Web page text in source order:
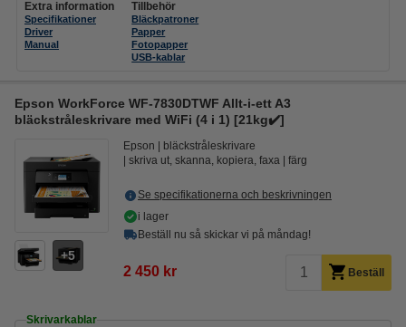
Extra information
Specifikationer
Driver
Manual
Tillbehör
Bläckpatroner
Papper
Fotopapper
USB-kablar
Epson WorkForce WF-7830DTWF Allt-i-ett A3
bläckstråleskrivare med WiFi (4 i 1) [21kg✔️]
5
Epson
bläckstråleskrivare
skriva ut, skanna, kopiera, faxa
färg
Se specifikationerna och beskrivningen
i lager
Beställ nu så skickar vi på måndag!
2 450 kr Beställ
Skrivarkablar